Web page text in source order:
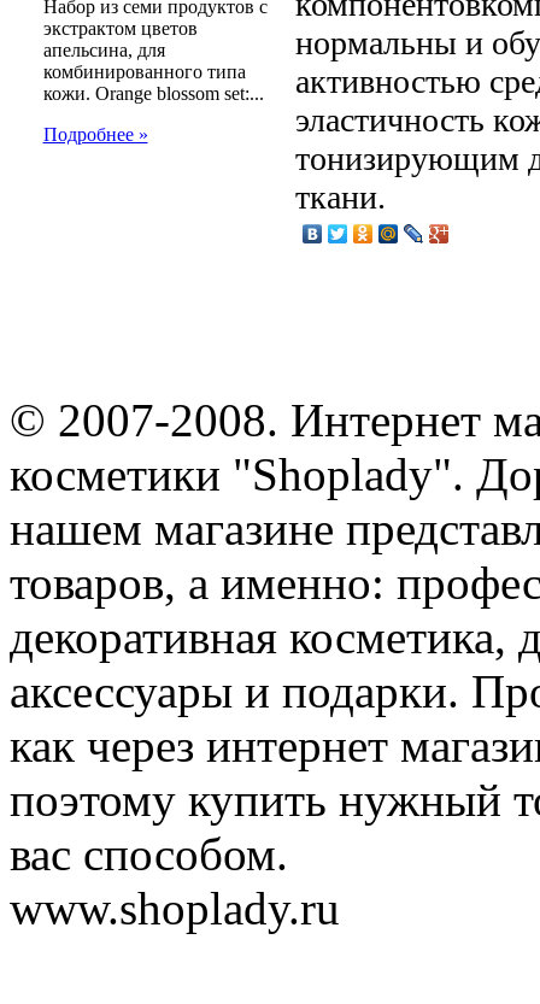
Набор из семи продуктов с
экстрактом цветов
апельсина, для
комбинированного типа
кожи. Orange blossom set:...
Подробнее »
нормальны и
активностью
эластичность
тонизирующим
ткани.
© 2007-2008. Интернет
косметики "Shoplady".
нашем магазине
товаров, а именно:
декоративная косметика,
аксессуары и подарки.
как через интернет
поэтому купить нужный
вас способом.
www.shoplady.ru